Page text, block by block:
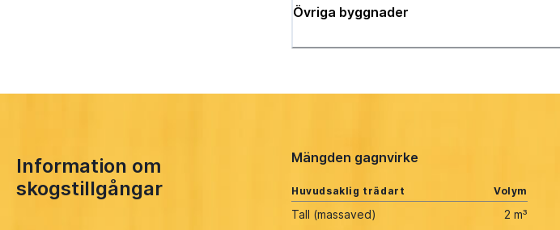
Övriga byggnader
Information om
skogstillgångar
Mängden gagnvirke
Huvudsaklig trädart Volym
Tall (massaved)
2 m³